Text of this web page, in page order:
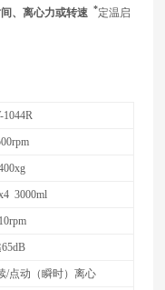
、离心力或转速 *定温启
1044R
3000ml
/点动（瞬时）离心